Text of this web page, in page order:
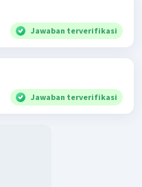
Jawaban terverifikasi
Jawaban terverifikasi